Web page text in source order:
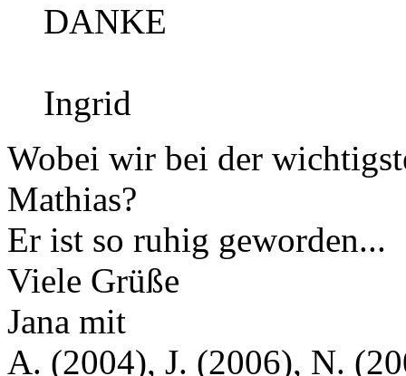
DANKE
Ingrid
Wobei wir bei der
Mathias?
Er ist so ruhig geworden...
Viele Grüße
Jana mit
A. (2004), J. (2006), N.